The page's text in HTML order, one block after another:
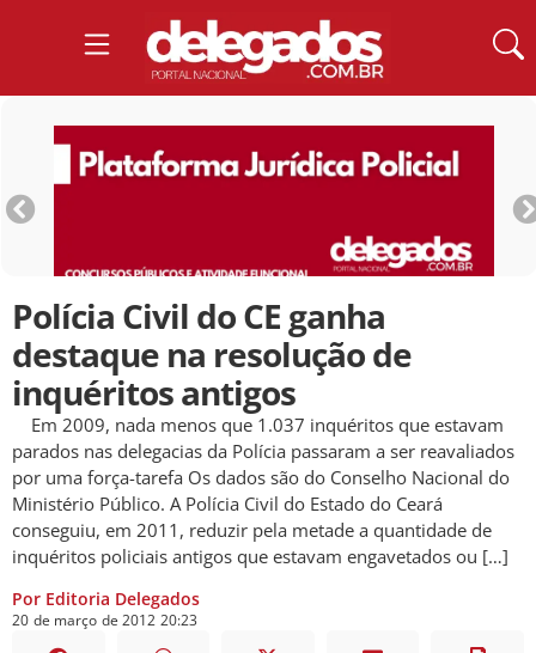
Polícia Civil do CE ganha
destaque na resolução de
inquéritos antigos
Em 2009, nada menos que 1.037 inquéritos que estavam
parados nas delegacias da Polícia passaram a ser reavaliados
por uma força-tarefa Os dados são do Conselho Nacional do
Ministério Público. A Polícia Civil do Estado do Ceará
conseguiu, em 2011, reduzir pela metade a quantidade de
inquéritos policiais antigos que estavam engavetados ou […]
Por Editoria Delegados
20 de março de 2012 20:23